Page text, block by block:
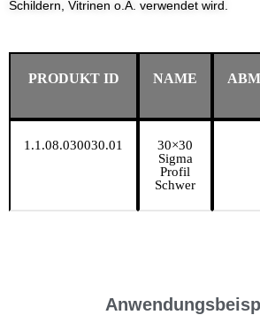
Schildern, Vitrinen o.Ä. verwendet wird.
PRODUKT ID NAME
1.1.08.030030.01
30×30
Sigma
Profil
Schwer